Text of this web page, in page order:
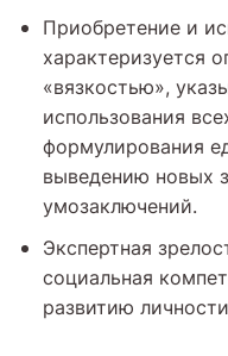
Приобретение и
характеризуется
«вязкостью»,
использования
формулирования
выведению новых
умозаключений.
Экспертная
социальная
развитию